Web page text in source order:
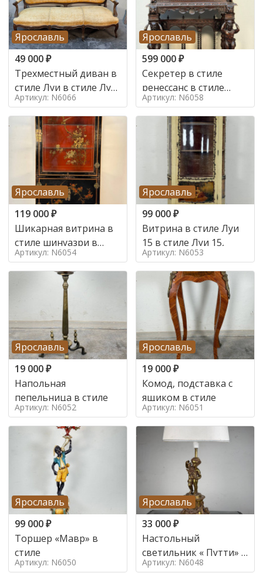
Ярославль
49 000₽
Трехместный диван в
стиле Луи в стиле Луи
16,
Артикул: N6066
Ярославль
599 000₽
Секретер в стиле
ренессанс в стиле
ренессанс, 19 век
Артикул: N6058
Ярославль
119 000₽
Шикарная витрина в
стиле шинуазри в
стиле шинуазри,
Артикул: N6054
Ярославль
99 000₽
Витрина в стиле Луи
15 в стиле Луи 15,
Артикул: N6053
Ярославль
19 000₽
Напольная
пепельница в стиле
Артикул: N6052
Ярославль
19 000₽
Комод, подставка с
ящиком в стиле
Артикул: N6051
Ярославль
99 000₽
Торшер «Мавр» в
стиле
Артикул: N6050
Ярославль
33 000₽
Настольный
светильник « Путти» в
стиле
Артикул: N6048